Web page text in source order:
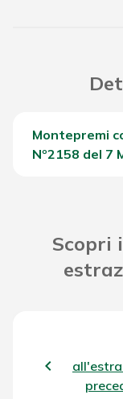
Montepremi
Nº2158 del 7
Scopri